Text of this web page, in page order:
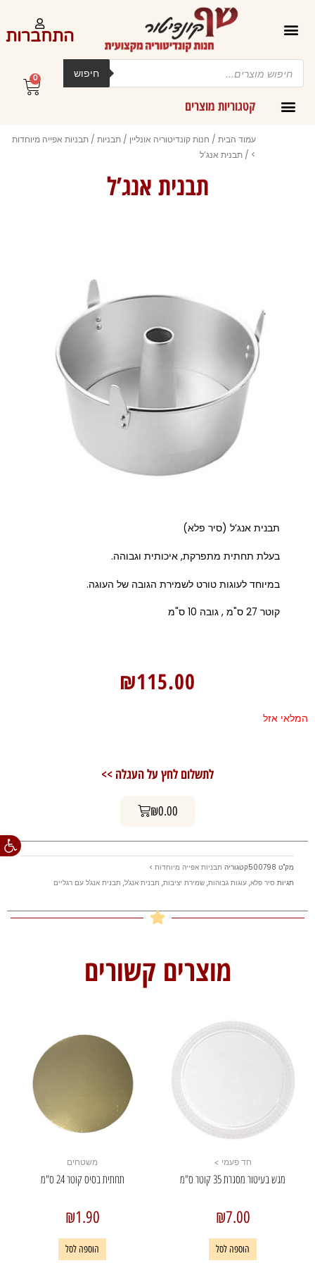
פתח
התחברות
Products
search
חיפוש
קטגוריות מוצרים
0
עגלת
קניות
עמוד הבית / חנות קונדיטוריה אונליין / תבניות / תבניות אפייה מיוחדות
> / תבנית אנג’ל
תבנית אנג’ל
תבנית אנג’ל (סיר פלא)
בעלת תחתית מתפרקת, איכותית וגבוהה.
במיוחד לעוגות טורט לשמירת הגובה של העוגה.
קוטר 27 ס"מ , גובה 10 ס"מ
₪115.00
המלאי אזל
לתשלום לחץ על העגלה >>
₪0.00 עגלת קניות
מק"ט 500798קטגוריה תבניות אפייה מיוחדות >
תגיות סיר פלא, עוגות גבוהות, שמירת יציבות, תבנית אנג'ל, תבנית אנג'ל עם רגליים
מוצרים קשורים
חד פעמי >
מגש בעיטור מסגרת 35 קוטר ס"מ
₪7.00
הוספה לסל
משטחים
תחתית בסיס קוטר 24 ס"מ
₪1.90
הוספה לסל